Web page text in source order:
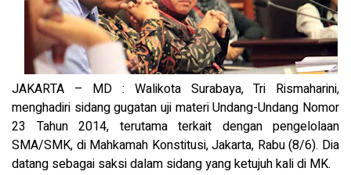
JAKARTA – MD : Walikota Surabaya, Tri Rismaharini,
menghadiri sidang gugatan uji materi Undang-Undang Nomor
23 Tahun 2014, terutama terkait dengan pengelolaan
SMA/SMK, di Mahkamah Konstitusi, Jakarta, Rabu (8/6). Dia
datang sebagai saksi dalam sidang yang ketujuh kali di MK.